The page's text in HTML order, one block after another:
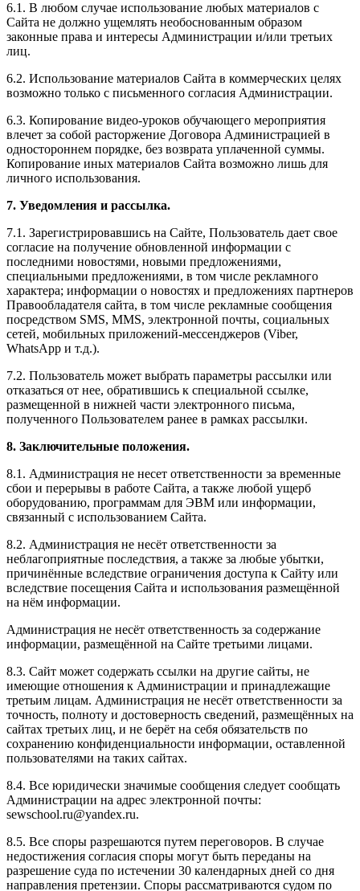
6.1. В любом случае использование любых материалов с
Сайта не должно ущемлять необоснованным образом
законные права и интересы Администрации и/или третьих
лиц.
6.2. Использование материалов Сайта в коммерческих целях
возможно только с письменного согласия Администрации.
6.3. Копирование видео-уроков обучающего мероприятия
влечет за собой расторжение Договора Администрацией в
одностороннем порядке, без возврата уплаченной суммы.
Копирование иных материалов Сайта возможно лишь для
личного использования.
7. Уведомления и рассылка.
7.1. Зарегистрировавшись на Сайте, Пользователь дает свое
согласие на получение обновленной информации с
последними новостями, новыми предложениями,
специальными предложениями, в том числе рекламного
характера; информации о новостях и предложениях партнеров
Правообладателя сайта, в том числе рекламные сообщения
посредством SMS, MMS, электронной почты, социальных
сетей, мобильных приложений-мессенджеров (Viber,
WhatsApp и т.д.).
7.2. Пользователь может выбрать параметры рассылки или
отказаться от нее, обратившись к специальной ссылке,
размещенной в нижней части электронного письма,
полученного Пользователем ранее в рамках рассылки.
8. Заключительные положения.
8.1. Администрация не несет ответственности за временные
сбои и перерывы в работе Сайта, а также любой ущерб
оборудованию, программам для ЭВМ или информации,
связанный с использованием Сайта.
8.2. Администрация не несёт ответственности за
неблагоприятные последствия, а также за любые убытки,
причинённые вследствие ограничения доступа к Сайту или
вследствие посещения Сайта и использования размещённой
на нём информации.
Администрация не несёт ответственность за содержание
информации, размещённой на Сайте третьими лицами.
8.3. Сайт может содержать ссылки на другие сайты, не
имеющие отношения к Администрации и принадлежащие
третьим лицам. Администрация не несёт ответственности за
точность, полноту и достоверность сведений, размещённых на
сайтах третьих лиц, и не берёт на себя обязательств по
сохранению конфиденциальности информации, оставленной
пользователями на таких сайтах.
8.4. Все юридически значимые сообщения следует сообщать
Администрации на адрес электронной почты:
sewschool.ru@yandex.ru.
8.5. Все споры разрешаются путем переговоров. В случае
недостижения согласия споры могут быть переданы на
разрешение суда по истечении 30 календарных дней со дня
направления претензии. Споры рассматриваются судом по